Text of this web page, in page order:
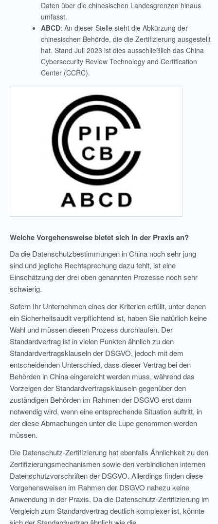
Daten über die chinesischen Landesgrenzen hinaus
umfasst.
ABCD: An dieser Stelle steht die Abkürzung der
chinesischen Behörde, die die Zertifizierung ausgestellt
hat. Stand Juli 2023 ist dies ausschließlich das China
Cybersecurity Review Technology and Certification
Center (CCRC).
Welche Vorgehensweise bietet sich in der Praxis an?
Da die Datenschutzbestimmungen in China noch sehr jung
sind und jegliche Rechtsprechung dazu fehlt, ist eine
Einschätzung der drei oben genannten Prozesse noch sehr
schwierig.
Sofern Ihr Unternehmen eines der Kriterien erfüllt, unter denen
ein Sicherheitsaudit verpflichtend ist, haben Sie natürlich keine
Wahl und müssen diesen Prozess durchlaufen. Der
Standardvertrag ist in vielen Punkten ähnlich zu den
Standardvertragsklauseln der DSGVO, jedoch mit dem
entscheidenden Unterschied, dass dieser Vertrag bei den
Behörden in China eingereicht werden muss, während das
Vorzeigen der Standardvertragsklauseln gegenüber den
zuständigen Behörden im Rahmen der DSGVO erst dann
notwendig wird, wenn eine entsprechende Situation auftritt, in
der diese Abmachungen unter die Lupe genommen werden
müssen.
Die Datenschutz-Zertifizierung hat ebenfalls Ähnlichkeit zu den
Zertifizierungsmechanismen sowie den verbindlichen internen
Datenschutzvorschriften der DSGVO. Allerdings finden diese
Vorgehensweisen im Rahmen der DSGVO nahezu keine
Anwendung in der Praxis. Da die Datenschutz-Zertifizierung im
Vergleich zum Standardvertrag deutlich komplexer ist, könnte